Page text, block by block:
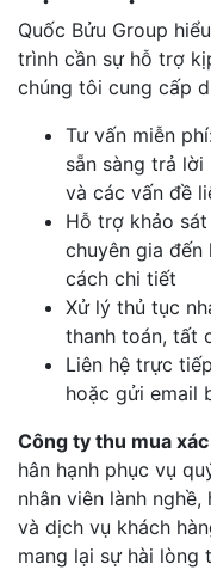
Quốc Bửu Group
trình cần sự hỗ trợ
chúng tôi cung cấp
Tư vấn miễn
sẵn sàng trả
và các vấn đề
Hỗ trợ khảo
chuyên gia đến
cách chi tiết
Xử lý thủ tục
thanh toán, tất
Liên hệ trực
hoặc gửi email
Công ty thu mua
hân hạnh phục vụ
nhân viên lành
và dịch vụ khách
mang lại sự hài lòng